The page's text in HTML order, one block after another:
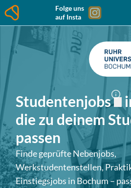
Folge uns
auf Insta
Studentenjobs
die zu deinem
passen
Finde geprüfte Nebenjobs,
Werkstudentenstellen,
Einstiegsjobs in Bochum–